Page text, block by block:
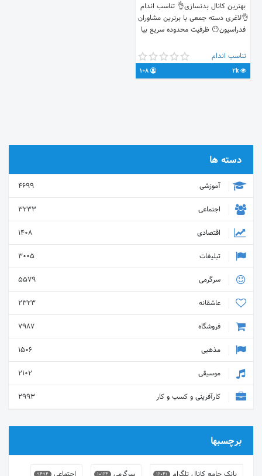
بهترین کانال بدنسازی👌 تناسب اندام
👌لاغری دسته جمعی با برترین مشاوران
فدراسیون😶 ظرفیت محدوده سریع بیا
تناسب اندام
2k
دسته ها
آموزشی
4699
اجتماعی
3233
اقتصادی
1408
تبلیغات
3005
سرگرمی
5579
عاشقانه
2323
فروشگاه
7987
مذهبی
1506
موسیقی
2102
کارآفرینی و کسب و کار
2993
برچسبها